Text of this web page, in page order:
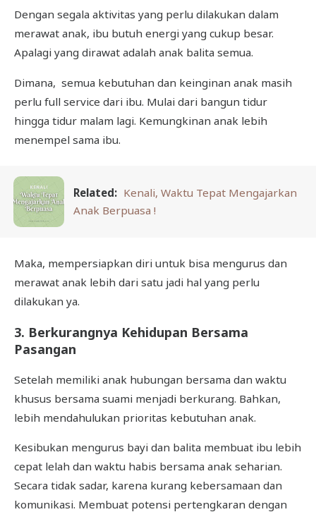
Dengan segala aktivitas yang perlu dilakukan dalam
merawat anak, ibu butuh energi yang cukup besar.
Apalagi yang dirawat adalah anak balita semua.
Dimana, semua kebutuhan dan keinginan anak masih
perlu full service dari ibu. Mulai dari bangun tidur
hingga tidur malam lagi. Kemungkinan anak lebih
menempel sama ibu.
Related: Kenali, Waktu Tepat Mengajarkan
Anak Berpuasa !
Maka, mempersiapkan diri untuk bisa mengurus dan
merawat anak lebih dari satu jadi hal yang perlu
dilakukan ya.
3. Berkurangnya Kehidupan Bersama
Pasangan
Setelah memiliki anak hubungan bersama dan waktu
khusus bersama suami menjadi berkurang. Bahkan,
lebih mendahulukan prioritas kebutuhan anak.
Kesibukan mengurus bayi dan balita membuat ibu lebih
cepat lelah dan waktu habis bersama anak seharian.
Secara tidak sadar, karena kurang kebersamaan dan
komunikasi. Membuat potensi pertengkaran dengan